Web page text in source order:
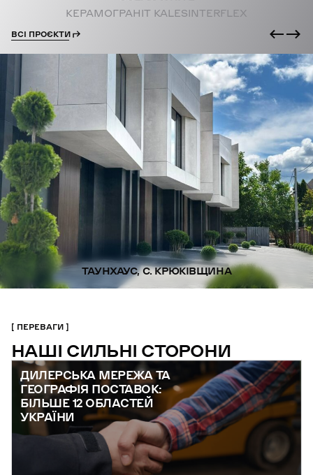
КЕРАМОГРАНІТ KALESINTERFLEX
ВСІ ПРОЄКТИ
ТАУНХАУС, С. КРЮКІВЩИНА
ПЕРЕВАГИ
НАШІ СИЛЬНІ СТОРОНИ
ДИЛЕРСЬКА МЕРЕЖА ТА
ГЕОГРАФІЯ ПОСТАВОК:
БІЛЬШЕ 12 ОБЛАСТЕЙ
УКРАЇНИ